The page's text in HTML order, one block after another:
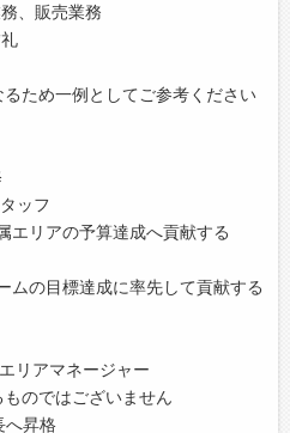
、販売業務
ため⼀例としてご参考ください
ッフ
リアの予算達成へ貢献する
の⽬標達成に率先して貢献する
リアマネージャー
ものではございません
へ昇格